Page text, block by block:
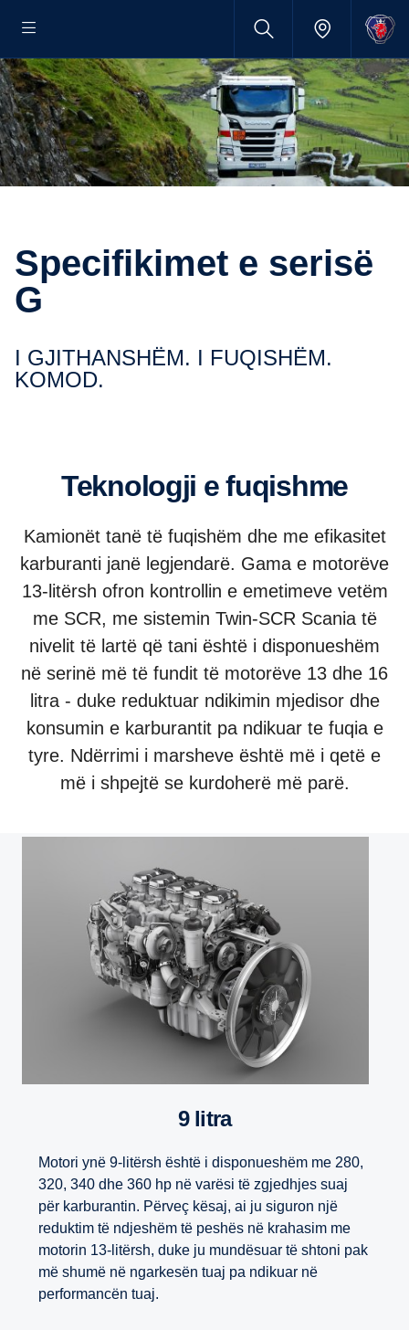
Specifikimet e serisë
G
I GJITHANSHËM. I FUQISHËM.
KOMOD.
Teknologji e fuqishme
Kamionët tanë të fuqishëm dhe me efikasitet
karburanti janë legjendarë. Gama e motorëve
13-litërsh ofron kontrollin e emetimeve vetëm
me SCR, me sistemin Twin-SCR Scania të
nivelit të lartë që tani është i disponueshëm
në serinë më të fundit të motorëve 13 dhe 16
litra - duke reduktuar ndikimin mjedisor dhe
konsumin e karburantit pa ndikuar te fuqia e
tyre. Ndërrimi i marsheve është më i qetë e
më i shpejtë se kurdoherë më parë.
9 litra
Motori ynë 9-litërsh është i disponueshëm me 280,
320, 340 dhe 360 hp në varësi të zgjedhjes suaj
për karburantin. Përveç kësaj, ai ju siguron një
reduktim të ndjeshëm të peshës në krahasim me
motorin 13-litërsh, duke ju mundësuar të shtoni pak
më shumë në ngarkesën tuaj pa ndikuar në
performancën tuaj.